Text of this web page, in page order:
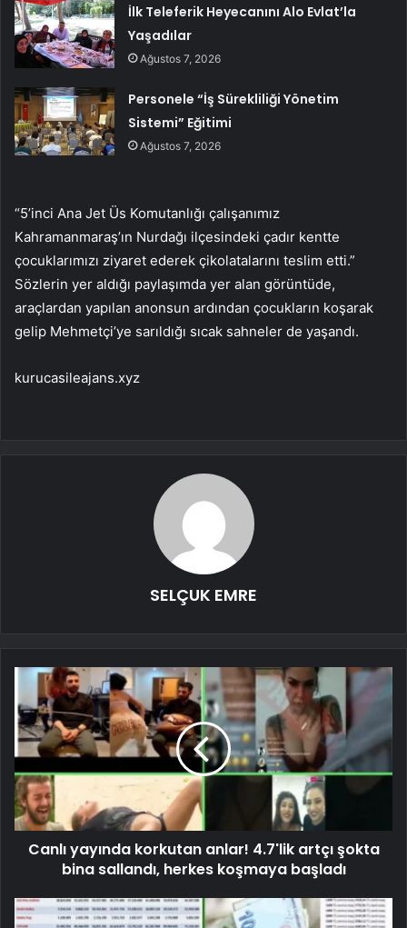
İlk Teleferik Heyecanını Alo Evlat’la
Yaşadılar
Ağustos 7, 2026
Personele “İş Sürekliliği Yönetim
Sistemi” Eğitimi
Ağustos 7, 2026
“5’inci Ana Jet Üs Komutanlığı çalışanımız
Kahramanmaraş’ın Nurdağı ilçesindeki çadır kentte
çocuklarımızı ziyaret ederek çikolatalarını teslim etti.”
Sözlerin yer aldığı paylaşımda yer alan görüntüde,
araçlardan yapılan anonsun ardından çocukların koşarak
gelip Mehmetçi’ye sarıldığı sıcak sahneler de yaşandı.
kurucasileajans.xyz
SELÇUK EMRE
Canlı yayında korkutan anlar! 4.7'lik artçı şokta
bina sallandı, herkes koşmaya başladı